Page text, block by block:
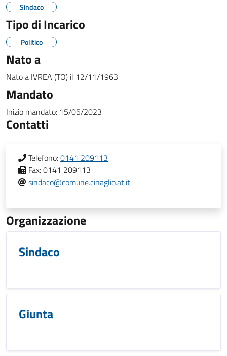
Sindaco
Tipo di Incarico
Politico
Nato a
Nato a IVREA (TO) il 12/11/1963
Mandato
Inizio mandato: 15/05/2023
Contatti
Telefono:0141 209113
Fax:0141 209113
sindaco@comune.cinaglio.at.it
Organizzazione
Sindaco
Giunta